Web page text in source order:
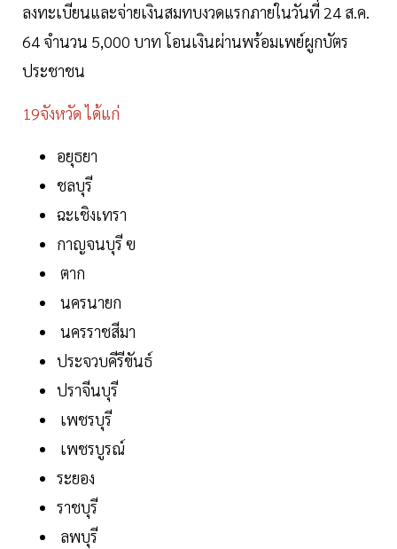
ลงทะเบียนและจ่ายเงินสมทบงวดแรกภายในวันที่ 24 ส.ค.
64 จำนวน 5,000 บาท โอนเงินผ่านพร้อมเพย์ผูกบัตร
ประชาชน
19จังหวัด ได้แก่
อยุธยา
ชลบุรี
ฉะเชิงเทรา
กาญจนบุรี ฃ
ตาก
นครนายก
นครราชสีมา
ประจวบคีรีขันธ์
ปราจีนบุรี
เพชรบุรี
เพชรบูรณ์
ระยอง
ราชบุรี
ลพบุรี